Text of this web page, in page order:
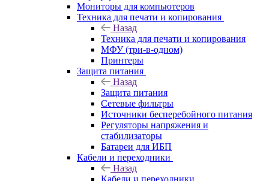
Мониторы для компьютеров
Техника для печати и копирования
Назад
Техника для печати и копирования
МФУ (три-в-одном)
Принтеры
Защита питания
Назад
Защита питания
Сетевые фильтры
Источники бесперебойного питания
Регуляторы напряжения и
стабилизаторы
Батареи для ИБП
Кабели и переходники
Назад
Кабели и переходники